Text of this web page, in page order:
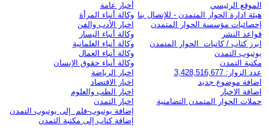
الموقع الرئيسي
هيئة ادارة الحوار المتمدن - للإتصال بنا
إحصائيات مؤسسة الحوار المتمدن
قواعد النشر
ابرز كتاب / كاتبات الحوار المتمدن
يوتيوب التمدن
مكتبة التمدن
عدد الزوار: 3,428,516,677
اضافة موضوع جديد
اضافة الاخبار
حملات الحوار المتمدن التضامنية
أخبار عامة
وكالة أنباء المرأة
اخبار الأدب والفن
وكالة أنباء اليسار
وكالة أنباء العلمانية
وكالة أنباء العمال
وكالة أنباء حقوق الإنسان
اخبار الرياضة
اخبار الاقتصاد
اخبار الطب والعلوم
اخبار التمدن
إضافة يوتيوب-فلم إلى يوتيوب التمدن
إضافة كتاب إلى مكتبة التمدن